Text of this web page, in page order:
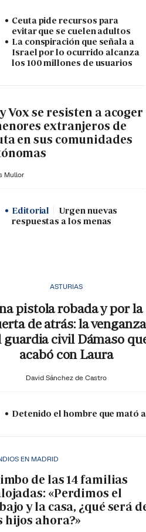
Ceuta pide recursos para
evitar que se cuelen adultos
La conspiración que señala a
Israel por lo ocurrido alcanza
los 100 millones de usuarios
Vox se resisten a acoger
extranjeros de
en sus comunidades
Mullor
Editorial
Urgen nuevas
respuestas a los menas
ASTURIAS
pistola robada y por la
de atrás: la venganza
guardia civil Dámaso
acabó con Laura
David Sánchez de Castro
Detenido el hombre que mató
EN MADRID
de las 14 familias
«Perdimos el
y la casa, ¿qué será
hijos ahora?»